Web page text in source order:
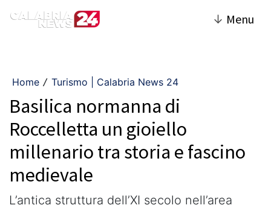
↓ Menu
Home / Turismo | Calabria News 24
Basilica normanna di
Roccelletta un gioiello
millenario tra storia e fascino
medievale
L’antica struttura dell’XI secolo nell’area